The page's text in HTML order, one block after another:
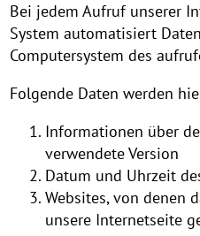
Bei jedem Aufruf unserer
System automatisiert
Computersystem des
Folgende Daten werden
Informationen über
verwendete Version
Datum und Uhrzeit
Websites, von denen
unsere Internetseite